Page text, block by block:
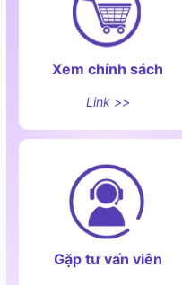
Xem chính sách
Link >>
Gặp tư vấn viên